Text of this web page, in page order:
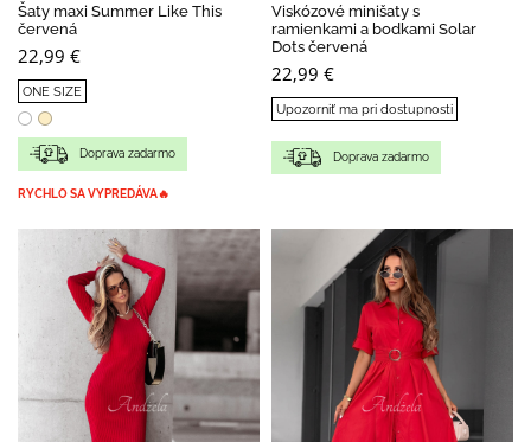
Šaty maxi Summer Like This
červená
22,99 €
ONE SIZE
Doprava zadarmo
RYCHLO SA VYPREDÁVA🔥
Viskózové minišaty s
ramienkami a bodkami Solar
Dots červená
22,99 €
Upozorniť ma pri dostupnosti
Doprava zadarmo